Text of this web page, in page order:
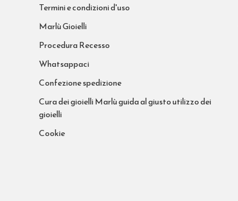
Termini e condizioni d'uso
Marlù Gioielli
Procedura Recesso
Whatsappaci
Confezione spedizione
Cura dei gioielli Marlù guida al giusto utilizzo dei
gioielli
Cookie